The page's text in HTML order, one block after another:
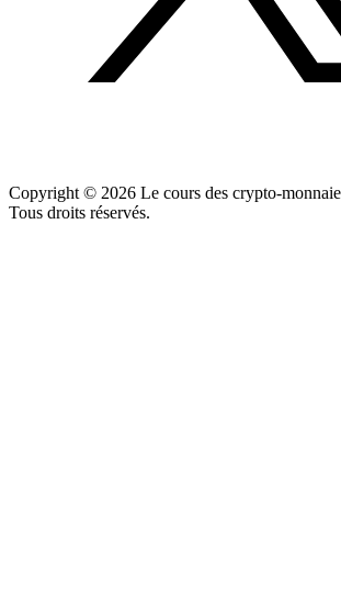
Copyright © 2026 Le cours des crypto-
Tous droits réservés.